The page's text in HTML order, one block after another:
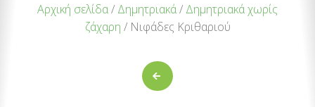
Αρχική σελίδα/ Δημητριακά/ Δημητριακά χωρίς
ζάχαρη / Νιφάδες Κριθαριού